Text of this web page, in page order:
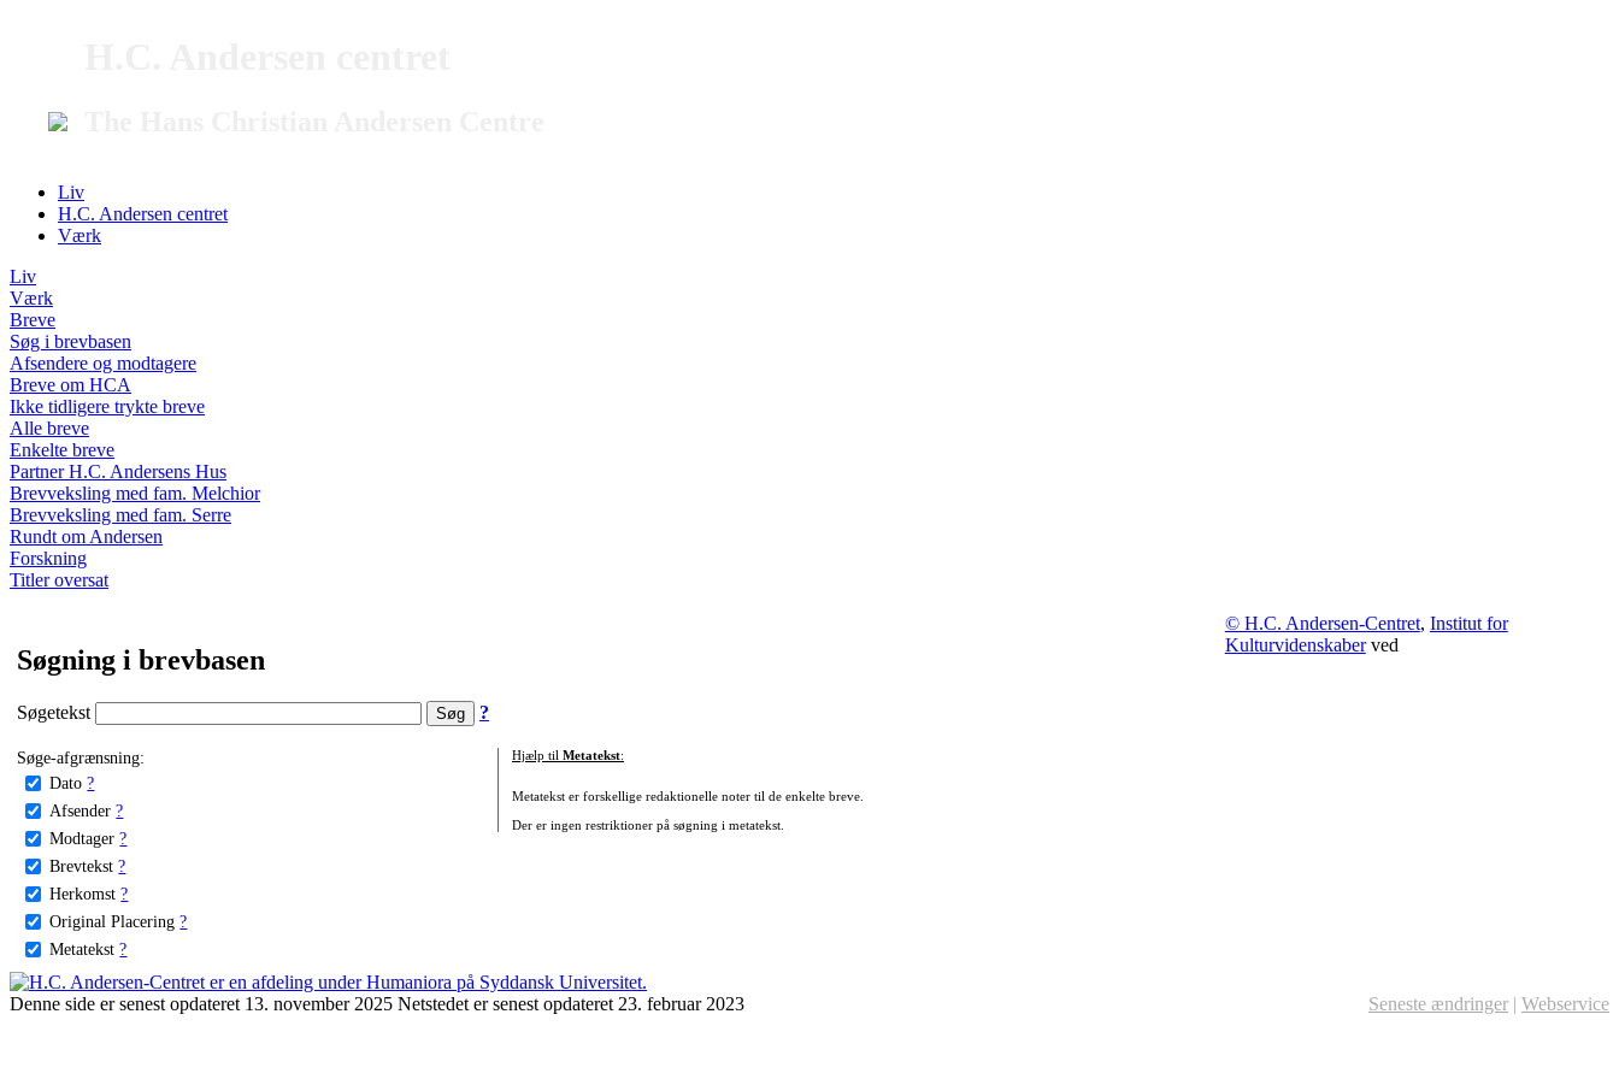
Liv
H.C. Andersen centret
Værk
Liv
Værk
Breve
Søg i brevbasen
Afsendere og modtagere
Breve om HCA
Ikke tidligere trykte breve
Alle breve
Enkelte breve
Partner H.C. Andersens Hus
Brevveksling med fam. Melchior
Brevveksling med fam. Serre
Rundt om Andersen
Forskning
Titler oversat
Søgning i brevbasen
Søgetekst ?
Søge-afgrænsning:
Dato ?
Afsender ?
Modtager ?
Brevtekst ?
Herkomst ?
Original Placering ?
Metatekst ?
Hjælp til Metatekst:
Metatekst er forskellige redaktionelle noter til de enkelte breve.
Der er ingen restriktioner på søgning i metatekst.
© H.C. Andersen-Centret, Institut for
Kulturvidenskaberved
Denne side er senest opdateret 13. november 2025 Netstedet er senest opdateret 23. februar 2023 Seneste ændringer | Webservice